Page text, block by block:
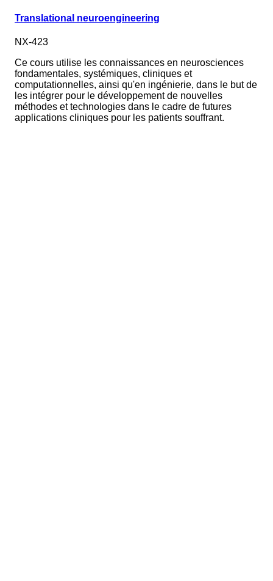
Translational neuroengineering
NX-423
Ce cours utilise les connaissances en neurosciences
fondamentales, systémiques, cliniques et
computationnelles, ainsi qu'en ingénierie, dans le but de
les intégrer pour le développement de nouvelles
méthodes et technologies dans le cadre de futures
applications cliniques pour les patients souffrant.